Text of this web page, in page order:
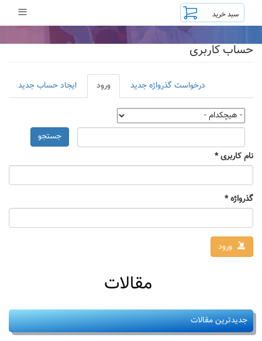
محتوای
≡
حساب کاربری
تب‌های
اولیه
ایجاد حساب جدید ورود
فعال)
درخواست گذرواژه جدید
جستجو
نام کاربری*
گذرواژه*
ورود
مقالات
جدیدترین مقالات